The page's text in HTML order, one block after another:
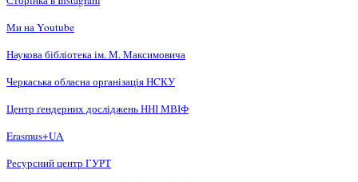
Ми на Youtube
Наукова бібліотека ім. М. Максимовича
Черкаська обласна організація НCКУ
Центр ґендерних досліджень ННІ МВІФ
Erasmus+UA
Ресурсний центр ГУРТ